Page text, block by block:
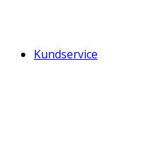
Kundservice